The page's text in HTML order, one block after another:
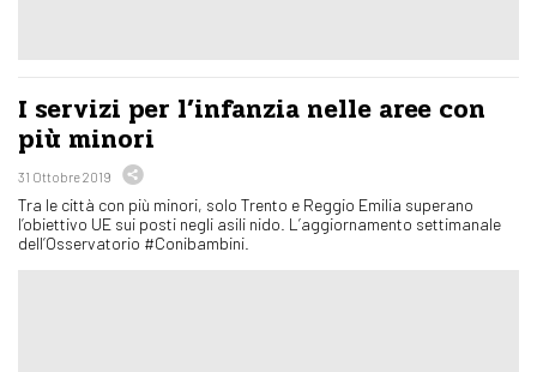
I servizi per l’infanzia nelle aree con
più minori
31 Ottobre 2019
Tra le città con più minori, solo Trento e Reggio Emilia superano
l’obiettivo UE sui posti negli asili nido. L’aggiornamento settimanale
dell’Osservatorio #Conibambini.